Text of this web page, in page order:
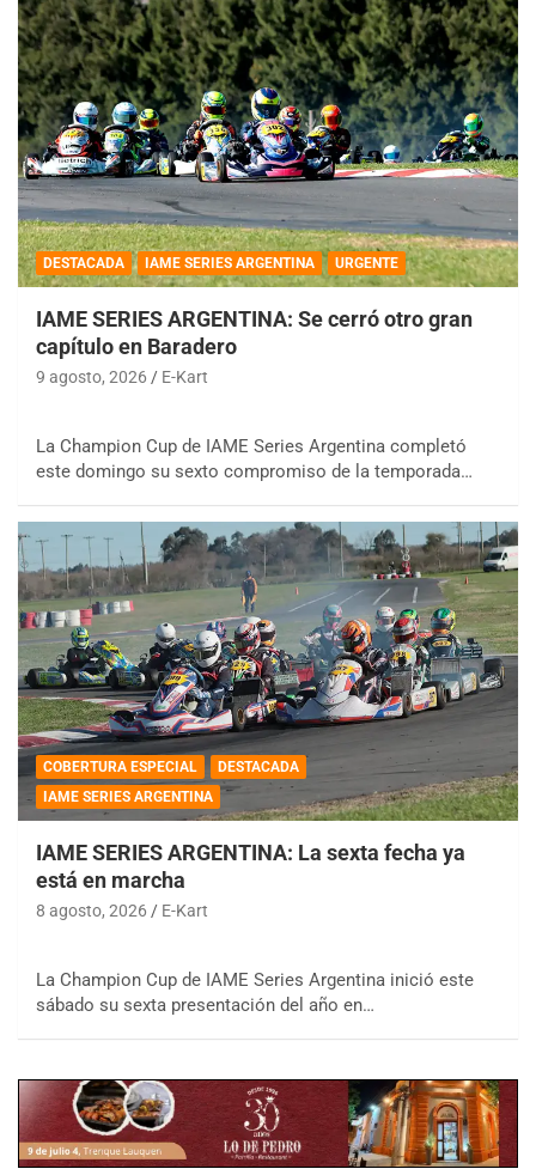
DESTACADA IAME SERIES ARGENTINA URGENTE
IAME SERIES ARGENTINA: Se cerró otro gran
capítulo en Baradero
9 agosto, 2026 E-Kart
La Champion Cup de IAME Series Argentina completó
este domingo su sexto compromiso de la temporada…
COBERTURA ESPECIAL
DESTACADA
IAME SERIES ARGENTINA
IAME SERIES ARGENTINA: La sexta fecha ya
está en marcha
8 agosto, 2026 E-Kart
La Champion Cup de IAME Series Argentina inició este
sábado su sexta presentación del año en…